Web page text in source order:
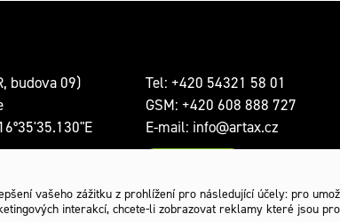
vašeho zážitku z prohlížení pro následující účely: pro
interakcí, chcete-li zobrazovat reklamy které jsou
budova 09)
Tel: +420 54321 58 01
GSM: +420 608 888 727
E-mail: info@artax.cz